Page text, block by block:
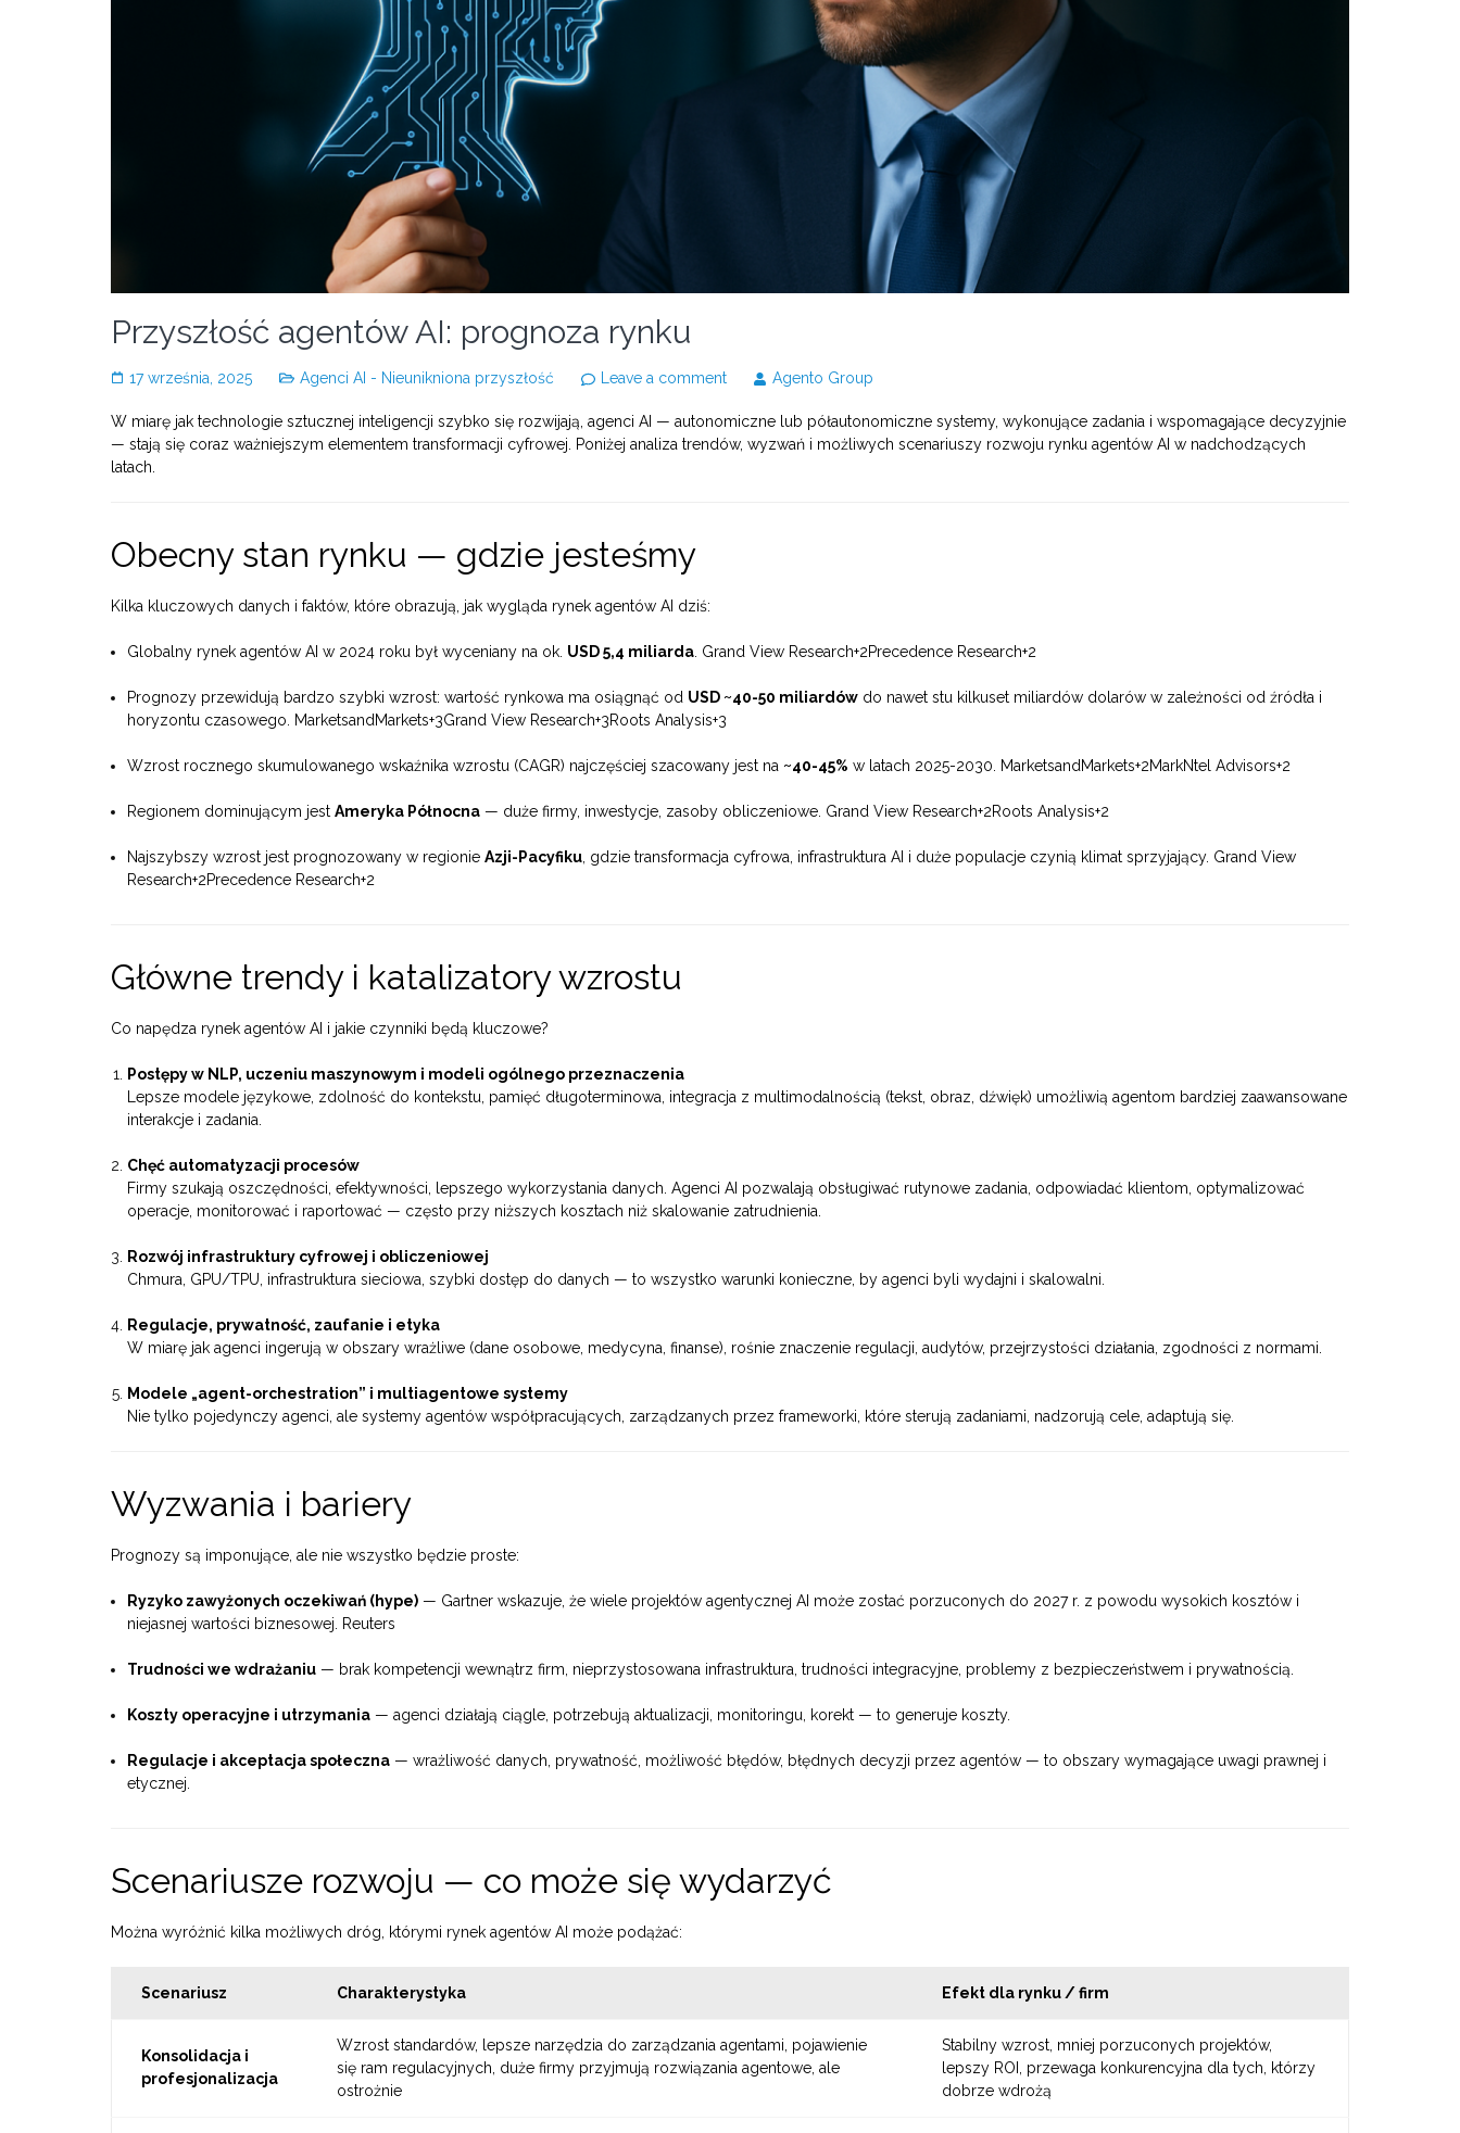
Przyszłość agentów AI: prognoza rynku
17 września, 2025 Agenci AI - Nieunikniona przyszłość Leave a comment Agento Group
W miarę jak technologie sztucznej inteligencji szybko się rozwijają, agenci AI — autonomiczne lub półautonomiczne systemy, wykonujące zadania i wspomagające decyzyjnie
— stają się coraz ważniejszym elementem transformacji cyfrowej. Poniżej analiza trendów, wyzwań i możliwych scenariuszy rozwoju rynku agentów AI w nadchodzących
latach.
Obecny stan rynku — gdzie jesteśmy
Kilka kluczowych danych i faktów, które obrazują, jak wygląda rynek agentów AI dziś:
Globalny rynek agentów AI w 2024 roku był wyceniany na ok. USD 5,4 miliarda Grand View Research+2Precedence Research+2
Prognozy przewidują bardzo szybki wzrost: wartość rynkowa ma osiągnąć od USD ~40-50 miliardów do nawet stu kilkuset miliardów dolarów w zależności od źródła i
horyzontu czasowego.
MarketsandMarkets+3Grand View Research+3Roots Analysis+3
Wzrost rocznego skumulowanego wskaźnika wzrostu (CAGR) najczęściej szacowany jest na ~40-45% w latach 2025-2030. MarketsandMarkets+2MarkNtel Advisors+2
Regionem dominującym jest Ameryka Północna — duże firmy, inwestycje, zasoby obliczeniowe. Grand View Research+2Roots Analysis+2
Najszybszy wzrost jest prognozowany w regionie Azji-Pacyfiku , gdzie transformacja cyfrowa, infrastruktura AI i duże populacje czynią klimat sprzyjający. Grand View
Research+2Precedence Research+2
Główne trendy i katalizatory wzrostu
Co napędza rynek agentów AI i jakie czynniki będą kluczowe?
Postępy w NLP, uczeniu maszynowym i modeli ogólnego przeznaczenia
Lepsze modele językowe, zdolność do kontekstu, pamięć długoterminowa, integracja z multimodalnością (tekst, obraz, dźwięk) umożliwią agentom bardziej zaawansowane
interakcje i zadania.
Chęć automatyzacji procesów
Firmy szukają oszczędności, efektywności, lepszego wykorzystania danych. Agenci AI pozwalają obsługiwać rutynowe zadania, odpowiadać klientom, optymalizować
operacje, monitorować i raportować — często przy niższych kosztach niż skalowanie zatrudnienia.
Rozwój infrastruktury cyfrowej i obliczeniowej
Chmura, GPU/TPU, infrastruktura sieciowa, szybki dostęp do danych — to wszystko warunki konieczne, by agenci byli wydajni i skalowalni.
Regulacje, prywatność, zaufanie i etyka
W miarę jak agenci ingerują w obszary wrażliwe (dane osobowe, medycyna, finanse), rośnie znaczenie regulacji, audytów, przejrzystości działania, zgodności z normami.
Modele „agent-orchestration” i multiagentowe systemy
Nie tylko pojedynczy agenci, ale systemy agentów współpracujących, zarządzanych przez frameworki, które sterują zadaniami, nadzorują cele, adaptują się.
Wyzwania i bariery
Prognozy są imponujące, ale nie wszystko będzie proste:
Ryzyko zawyżonych oczekiwań (hype) — Gartner wskazuje, że wiele projektów agentycznej AI może zostać porzuconych do 2027 r. z powodu wysokich kosztów i
niejasnej wartości biznesowej.
Reuters
Trudności we wdrażaniu — brak kompetencji wewnątrz firm, nieprzystosowana infrastruktura, trudności integracyjne, problemy z bezpieczeństwem i prywatnością.
Koszty operacyjne i utrzymania — agenci działają ciągle, potrzebują aktualizacji, monitoringu, korekt — to generuje koszty.
Regulacje i akceptacja społeczna — wrażliwość danych, prywatność, możliwość błędów, błędnych decyzji przez agentów — to obszary wymagające uwagi prawnej i
etycznej.
Scenariusze rozwoju — co może się wydarzyć
Można wyróżnić kilka możliwych dróg, którymi rynek agentów AI może podążać:
Scenariusz Charakterystyka Efekt dla rynku / firm
Konsolidacja i
profesjonalizacja
Wzrost standardów, lepsze narzędzia do zarządzania agentami, pojawienie
się ram regulacyjnych, duże firmy przyjmują rozwiązania agentowe, ale
ostrożnie
Stabilny wzrost, mniej porzuconych projektów,
lepszy ROI, przewaga konkurencyjna dla tych, którzy
dobrze wdrożą